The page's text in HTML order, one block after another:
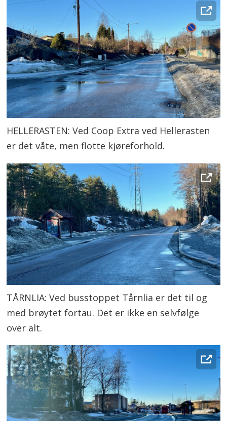
HELLERASTEN: Ved Coop Extra ved Hellerasten
er det våte, men flotte kjøreforhold.
TÅRNLIA: Ved busstoppet Tårnlia er det til og
med brøytet fortau. Det er ikke en selvfølge
over alt.